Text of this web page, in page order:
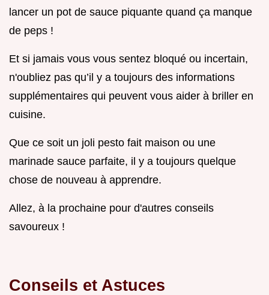
lancer un pot de sauce piquante quand ça manque
de peps !
Et si jamais vous vous sentez bloqué ou incertain,
n'oubliez pas qu’il y a toujours des informations
supplémentaires qui peuvent vous aider à briller en
cuisine.
Que ce soit un joli pesto fait maison ou une
marinade sauce parfaite, il y a toujours quelque
chose de nouveau à apprendre.
Allez, à la prochaine pour d'autres conseils
savoureux !
Conseils et Astuces